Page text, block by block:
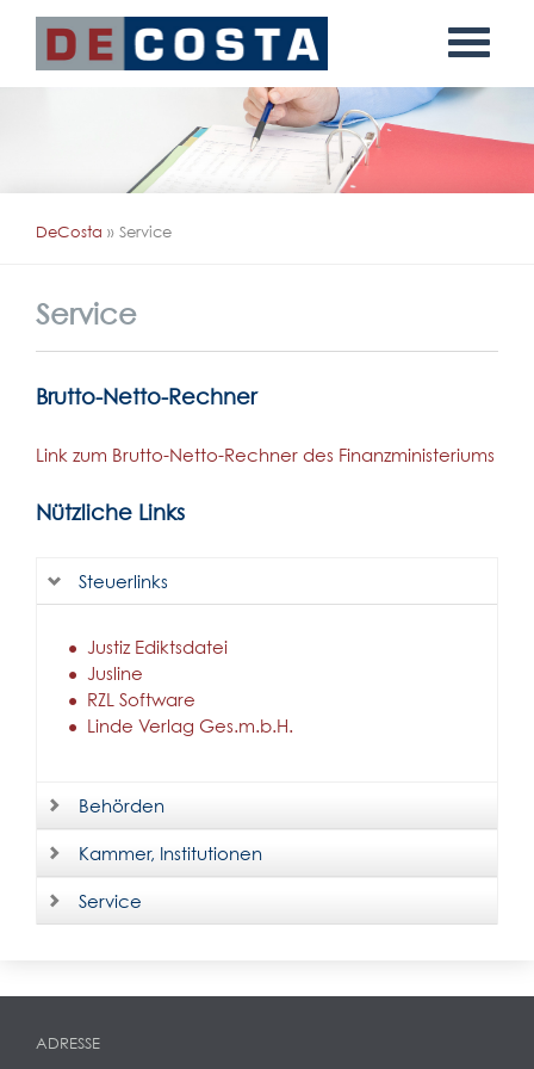
Navigation
überspringen
DeCosta » Service
Service
Brutto-Netto-Rechner
Link zum Brutto-Netto-Rechner des Finanzministeriums
Nützliche Links
Steuerlinks
Justiz Ediktsdatei
Jusline
RZL Software
Linde Verlag Ges.m.b.H.
Behörden
Kammer, Institutionen
Service
ADRESSE